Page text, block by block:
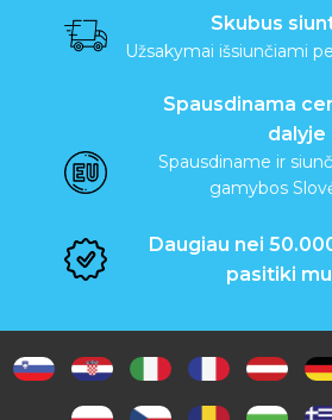
Skubus
Užsakymai išsiunčiami
Spausdinama
dalyje
Spausdiname ir
gamybos
Daugiau nei
pasitiki